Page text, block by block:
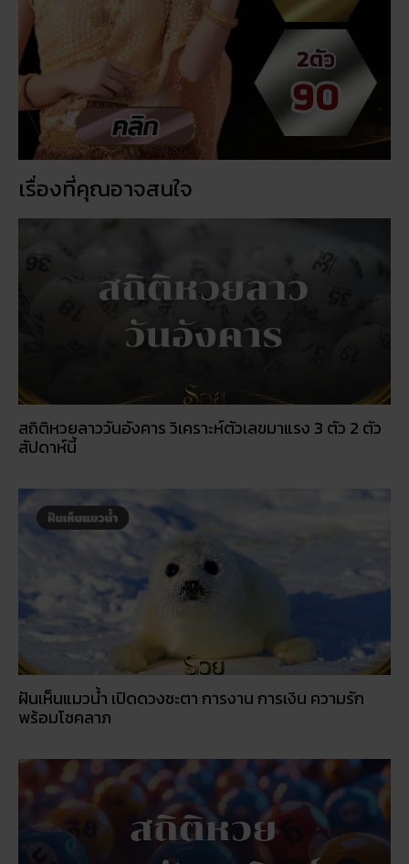
เรื่องที่คุณอาจสนใจ
สถิติหวยลาววันอังคาร วิเคราะห์ตัวเลขมาแรง 3 ตัว 2 ตัว
สัปดาห์นี้
ฝันเห็นแมวน้ำ เปิดดวงชะตา การงาน การเงิน ความรัก
พร้อมโชคลาภ